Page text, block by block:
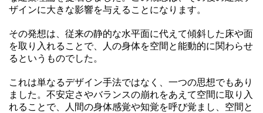
ザインに大きな影響を与えることになります。
その発想は、従来の静的な水平面に代えて傾斜した床や面
を取り入れることで、人の身体を空間と能動的に関わらせ
るというものでした。
これは単なるデザイン手法ではなく、一つの思想でもあり
ました。不安定さやバランスの崩れをあえて空間に取り入
れることで、人間の身体感覚や知覚を呼び覚まし、空間と